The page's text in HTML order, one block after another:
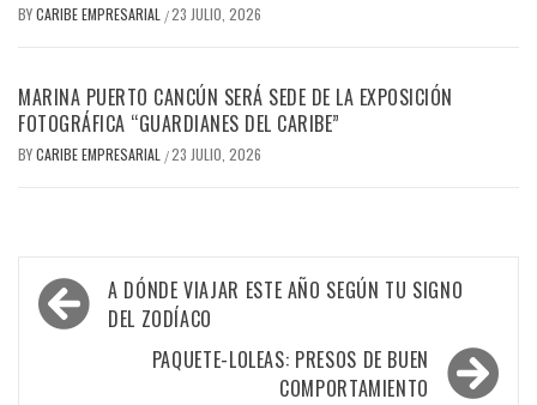
BYCARIBE EMPRESARIAL /23 JULIO, 2026
MARINA PUERTO CANCÚN SERÁ SEDE DE LA EXPOSICIÓN
FOTOGRÁFICA “GUARDIANES DEL CARIBE”
BYCARIBE EMPRESARIAL /23 JULIO, 2026
Navegación
de
A DÓNDE VIAJAR ESTE AÑO SEGÚN TU SIGNO
DEL ZODÍACO
PAQUETE-LOLEAS: PRESOS DE BUEN
COMPORTAMIENTO